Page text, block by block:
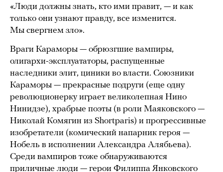
«Люди должны знать, кто ими правит, — и как
только они узнают правду, все изменится.
Мы свергнем зло».
Враги Караморы — обрюзгшие вампиры,
олигархи-эксплуататоры, распущенные
наследники элит, циники во власти. Союзники
Караморы — прекрасные подруги (еще одну
революционерку играет великолепная Нино
Нинидзе), храбрые поэты (в роли Маяковского —
Николай Комягин из Shortparis) и прогрессивные
изобретатели (комический напарник героя —
Нобель в исполнении Александра Алябьева).
Среди вампиров тоже обнаруживаются
приличные люди — герои Филиппа Янковского